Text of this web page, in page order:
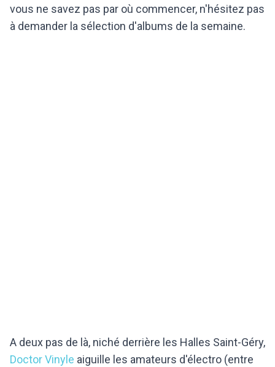
vous ne savez pas par où commencer, n'hésitez pas
à demander la sélection d'albums de la semaine.
A deux pas de là, niché derrière les Halles Saint-Géry,
Doctor Vinyle aiguille les amateurs d'électro (entre